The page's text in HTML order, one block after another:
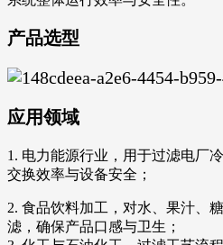
产品选型
应用领域
1. 电力能源行业，用于过滤电厂
交换效率与设备安全；
2. 食品饮料加工，对水、果汁、
滤，确保产品口感与卫生；